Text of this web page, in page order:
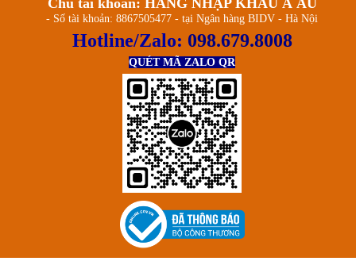
- Số tài khoản: 8867505477 - tại Ngân hàng BIDV - Hà Nội
Hotline/Zalo: 098.679.8008
QUÉT MÃ ZALO QR